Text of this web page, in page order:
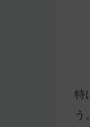
特
う。